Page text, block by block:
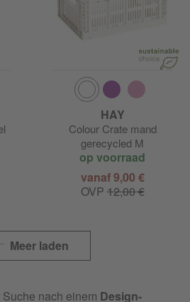
HAY
Colour Crate mand
gerecycled M
op voorraad
vanaf 9,00 €
OVP12,00 €
Meer laden
nach einem Design-